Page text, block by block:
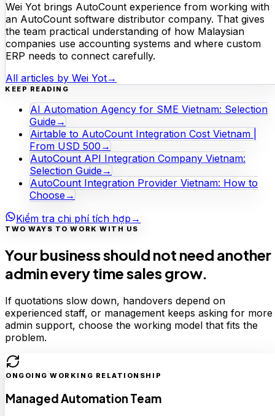
Wei Yot brings AutoCount experience from working with
an AutoCount software distributor company. That gives
the team practical understanding of how Malaysian
companies use accounting systems and where custom
ERP needs to connect carefully.
All articles by Wei Yot→
KEEP READING
AI Automation Agency for SME Vietnam: Selection
Guide→
Airtable to AutoCount Integration Cost Vietnam |
From USD 500 →
AutoCount API Integration Company Vietnam:
Selection Guide→
AutoCount Integration Provider Vietnam: How to
Choose→
Kiểm tra chi phí tích hợp →
TWO WAYS TO WORK WITH US
Your business should not need another
admin every time sales grow.
If quotations slow down, handovers depend on
experienced staff, or management keeps asking for more
admin support, choose the working model that fits the
problem.
ONGOING WORKING RELATIONSHIP
Managed Automation Team